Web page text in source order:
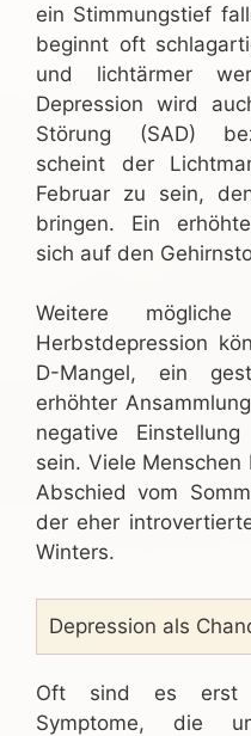
ein Stimmungstief
beginnt oft
und lichtärmer
Depression wird
Störung (SAD)
scheint der
Februar zu sein,
bringen. Ein
sich auf den
Weitere
Herbstdepression
D-Mangel, ein
erhöhter
negative
sein. Viele
Abschied vom
der eher
Winters.
Depression als
Oft sind es erst
Symptome, die